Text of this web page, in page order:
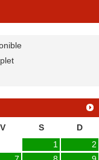
V S
D
1
2